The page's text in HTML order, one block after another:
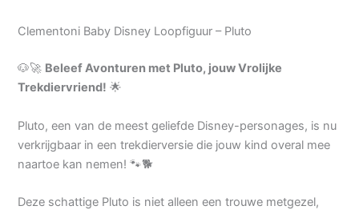
Clementoni Baby Disney Loopfiguur – Pluto
🐶🚀 Beleef Avonturen met Pluto, jouw Vrolijke
Trekdiervriend! 🌟
Pluto, een van de meest geliefde Disney-personages, is nu
verkrijgbaar in een trekdierversie die jouw kind overal mee
naartoe kan nemen! 🐾🐕
Deze schattige Pluto is niet alleen een trouwe metgezel,